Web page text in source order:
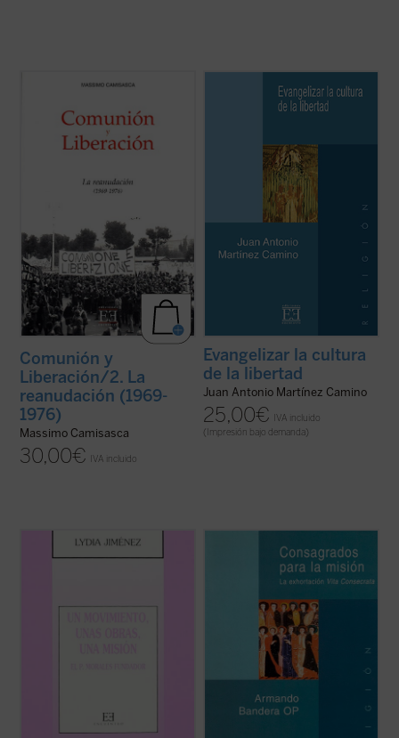
El presente volumen es el segundo de una
autor pasa revista a los acontecimientos
del renacimiento y de la difusión. En 1969 el
movimiento tomó el nombre de ...(ver
Comunión y
Liberación/2. La
reanudación (1969-
1976)
Massimo Camisasca
30,00€ IVA incluido
En nuestros días, llamados modernos o
postmodernos, la libertad se ha convertido
en el quicio de la cultura. En esta obra
Evangelio cristiano. Primero, un ...
Evangelizar la cultura
de la libertad
Juan Antonio Martínez Camino
25,00€
IVA incluido
(Impresión bajo demanda)
A finales del 1946 comenzó a gestarse en
dedicado a la vida consagrada, la
Exhortación ApostólicaVita consecrata
completa un ciclo, junto a Chistifideles laici
totalidad de las vocaciones ...(ver ficha)